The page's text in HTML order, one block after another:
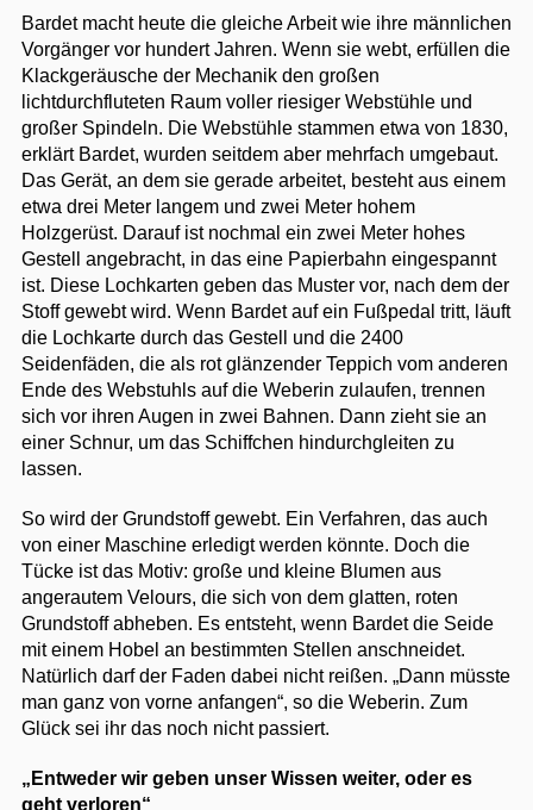
Bardet macht heute die gleiche Arbeit wie ihre männlichen
Vorgänger vor hundert Jahren. Wenn sie webt, erfüllen die
Klackgeräusche der Mechanik den großen
lichtdurchfluteten Raum voller riesiger Webstühle und
großer Spindeln. Die Webstühle stammen etwa von 1830,
erklärt Bardet, wurden seitdem aber mehrfach umgebaut.
Das Gerät, an dem sie gerade arbeitet, besteht aus einem
etwa drei Meter langem und zwei Meter hohem
Holzgerüst. Darauf ist nochmal ein zwei Meter hohes
Gestell angebracht, in das eine Papierbahn eingespannt
ist. Diese Lochkarten geben das Muster vor, nach dem der
Stoff gewebt wird. Wenn Bardet auf ein Fußpedal tritt, läuft
die Lochkarte durch das Gestell und die 2400
Seidenfäden, die als rot glänzender Teppich vom anderen
Ende des Webstuhls auf die Weberin zulaufen, trennen
sich vor ihren Augen in zwei Bahnen. Dann zieht sie an
einer Schnur, um das Schiffchen hindurchgleiten zu
lassen.
So wird der Grundstoff gewebt. Ein Verfahren, das auch
von einer Maschine erledigt werden könnte. Doch die
Tücke ist das Motiv: große und kleine Blumen aus
angerautem Velours, die sich von dem glatten, roten
Grundstoff abheben. Es entsteht, wenn Bardet die Seide
mit einem Hobel an bestimmten Stellen anschneidet.
Natürlich darf der Faden dabei nicht reißen. „Dann müsste
man ganz von vorne anfangen“, so die Weberin. Zum
Glück sei ihr das noch nicht passiert.
„Entweder wir geben unser Wissen weiter, oder es
geht verloren“